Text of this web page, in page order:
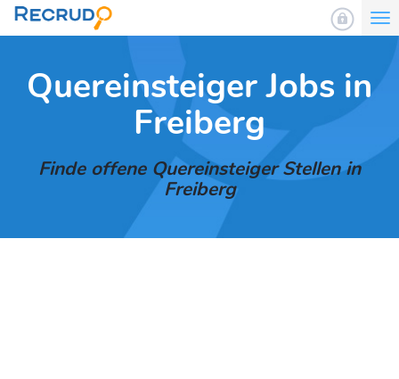
Quereinsteiger Jobs in
Freiberg
Finde offene Quereinsteiger Stellen in
Freiberg